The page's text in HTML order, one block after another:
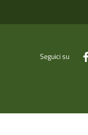
Seguici su